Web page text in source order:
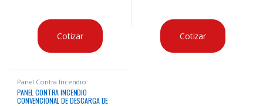
Cotizar Cotizar
Panel Contra Incendio
PANEL CONTRA INCENDIO
CONVENCIONAL DE DESCARGA DE